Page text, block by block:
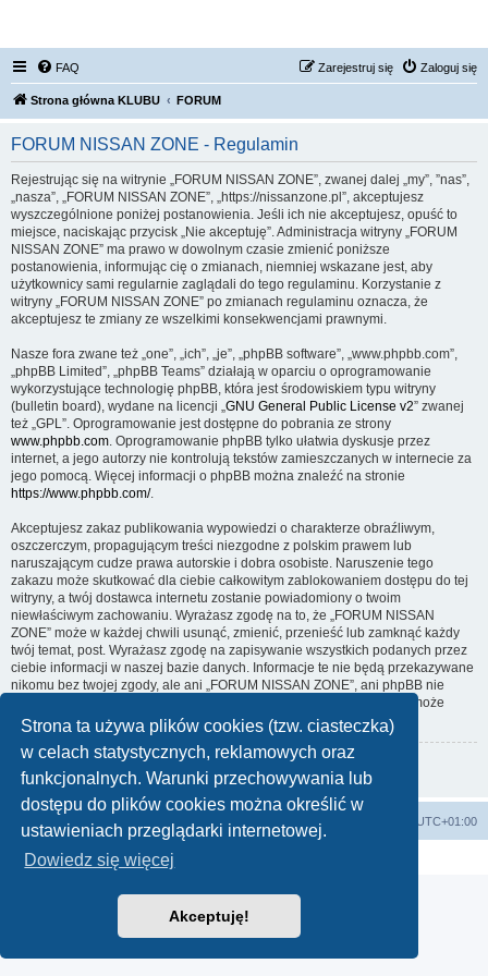
Strona ta używa plików cookies (tzw. ciasteczka)
w celach statystycznych, reklamowych oraz
funkcjonalnych. Warunki przechowywania lub
dostępu do plików cookies można określić w
ustawieniach przeglądarki internetowej.
Dowiedz się więcej
Akceptuję!
FAQ Zaloguj się
Zarejestruj się
Strona główna KLUBU FORUM
FORUM NISSAN ZONE - Regulamin
Rejestrując się na witrynie „FORUM NISSAN ZONE”, zwanej dalej „my”, ”nas”,
„nasza”, „FORUM NISSAN ZONE”, „https://nissanzone.pl”, akceptujesz
wyszczególnione poniżej postanowienia. Jeśli ich nie akceptujesz, opuść to
miejsce, naciskając przycisk „Nie akceptuję”. Administracja witryny „FORUM
NISSAN ZONE” ma prawo w dowolnym czasie zmienić poniższe
postanowienia, informując cię o zmianach, niemniej wskazane jest, aby
użytkownicy sami regularnie zaglądali do tego regulaminu. Korzystanie z
witryny „FORUM NISSAN ZONE” po zmianach regulaminu oznacza, że
akceptujesz te zmiany ze wszelkimi konsekwencjami prawnymi.
Nasze fora zwane też „one”, „ich”, „je”, „phpBB software”, „www.phpbb.com”,
„phpBB Limited”, „phpBB Teams” działają w oparciu o oprogramowanie
wykorzystujące technologię phpBB, która jest środowiskiem typu witryny
(bulletin board), wydane na licencji „GNU General Public License v2” zwanej
też „GPL”. Oprogramowanie jest dostępne do pobrania ze strony
www.phpbb.com. Oprogramowanie phpBB tylko ułatwia dyskusje przez
internet, a jego autorzy nie kontrolują tekstów zamieszczanych w internecie za
jego pomocą. Więcej informacji o phpBB można znaleźć na stronie
https://www.phpbb.com/.
Akceptujesz zakaz publikowania wypowiedzi o charakterze obraźliwym,
oszczerczym, propagującym treści niezgodne z polskim prawem lub
naruszającym cudze prawa autorskie i dobra osobiste. Naruszenie tego
zakazu może skutkować dla ciebie całkowitym zablokowaniem dostępu do tej
witryny, a twój dostawca internetu zostanie powiadomiony o twoim
niewłaściwym zachowaniu. Wyrażasz zgodę na to, że „FORUM NISSAN
ZONE” może w każdej chwili usunąć, zmienić, przenieść lub zamknąć każdy
twój temat, post. Wyrażasz zgodę na zapisywanie wszystkich podanych przez
ciebie informacji w naszej bazie danych. Informacje te nie będą przekazywane
nikomu bez twojej zgody, ale ani „FORUM NISSAN ZONE”, ani phpBB nie
ponosi odpowiedzialności za włamania do witryny, podczas których może
dojść do kradzieży danych.
Wróć do poprzedniej strony
Strona główna KLUBU FORUM UTC+01:00
Technologię dostarcza
Polski pakiet językowy dostarcza